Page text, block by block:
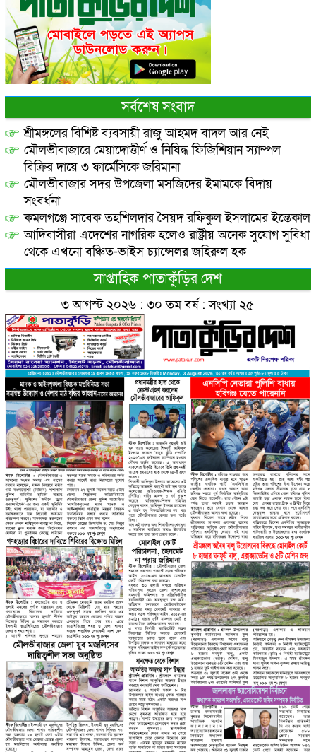
সর্বশেষ সংবাদ
শ্রীমঙ্গলের বিশিষ্ট ব্যবসায়ী রাজু আহমদ বাদল আর নেই
মৌলভীবাজারে মেয়াদোত্তীর্ণ ও নিষিদ্ধ ফিজিশিয়ান স্যাম্পল
বিক্রির দায়ে ৩ ফার্মেসিকে জরিমানা
মৌলভীবাজার সদর উপজেলা মসজিদের ইমামকে বিদায়
সংবর্ধনা
কমলগঞ্জে সাবেক তহশিলদার সৈয়দ রফিকুল ইসলামের ইন্তেকাল
আদিবাসীরা এদেশের নাগরিক হলেও রাষ্ট্রীয় অনেক সুযোগ সুবিধা
থেকে এখনো বঞ্চিত-ভাইস চ্যান্সেলর জহিরুল হক
সাপ্তাহিক পাতাকুঁড়ির দেশ
৩ আগস্ট ২০২৬ : ৩০ তম বর্ষ : সংখ্যা ২৫